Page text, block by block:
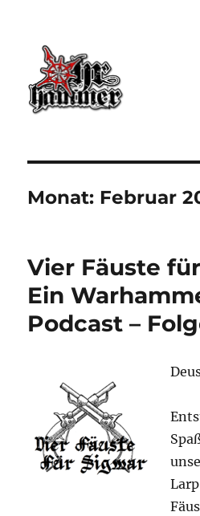
Monat: Februar
Vier Fäuste
Ein
Podcast –